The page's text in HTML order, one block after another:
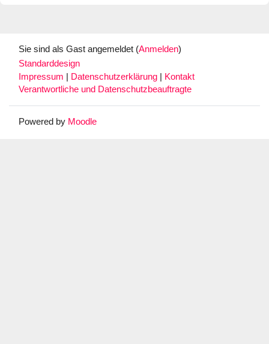
Sie sind als Gast angemeldet (Anmelden)
Standarddesign
Impressum
Datenschutzerklärung
Kontakt
Verantwortliche und Datenschutzbeauftragte
Powered by Moodle